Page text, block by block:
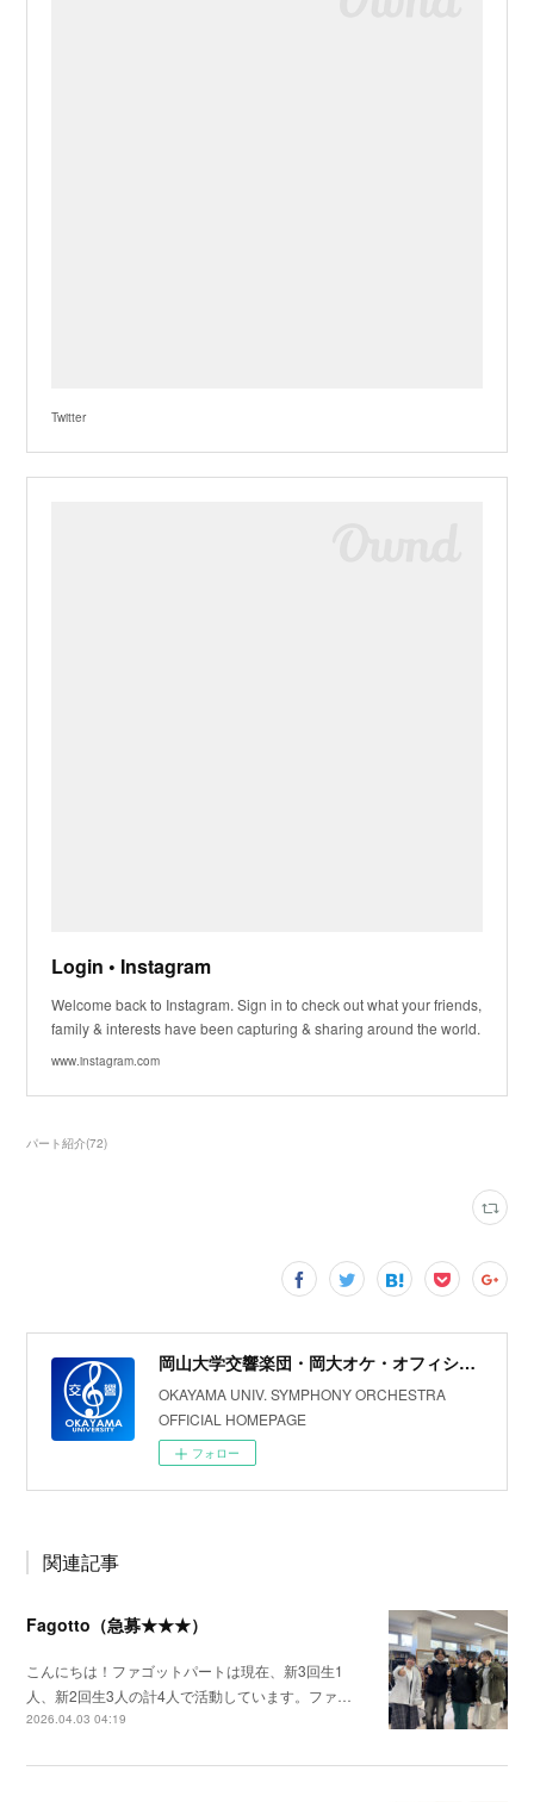
Twitter
Login • Instagram
Welcome back to Instagram. Sign in to check out what your friends,
family & interests have been capturing & sharing around the world.
www.instagram.com
パート紹介(72)
岡山大学交響楽団・岡大オケ・オフィシャルホームページ
OKAYAMA UNIV. SYMPHONY ORCHESTRA
OFFICIAL HOMEPAGE
フォロー
関連記事
Fagotto（急募★★★）
こんにちは！ファゴットパートは現在、新3回生1
人、新2回生3人の計4人で活動しています。ファ…
2026.04.03 04:19